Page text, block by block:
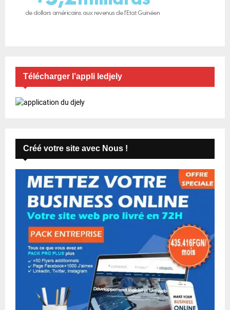
Télécharger l’appli ledjely
Créé votre site avec Nous !